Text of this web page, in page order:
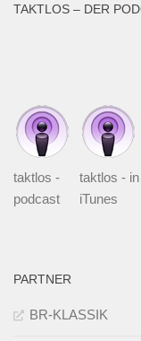
TAKTLOS – DER
taktlos -
podcast
taktlos - in
iTunes
PARTNER
BR-KLASSIK